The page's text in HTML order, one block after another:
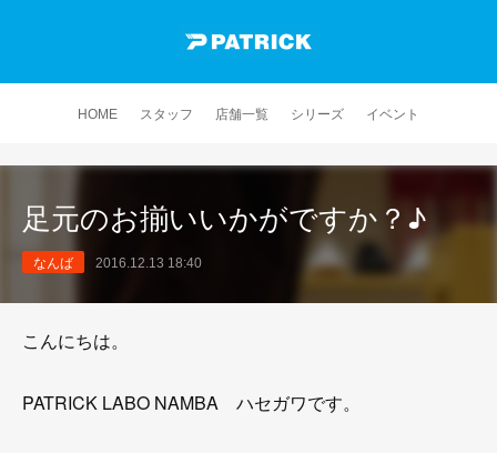
HOME スタッフ 店舗一覧 シリーズ イベント
足元のお揃いいかがですか？♪
なんば 2016.12.13 18:40
こんにちは。
PATRICK LABO NAMBA ハセガワです。